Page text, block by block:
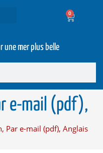
0
une mer plus belle
e-mail (pdf),
Par e-mail (pdf), Anglais